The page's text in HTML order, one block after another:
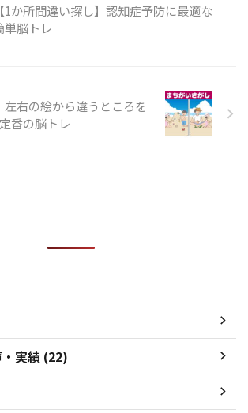
【1か所間違い探し】認知症予防に最適な
単脳トレ
左右の絵から違うところを
番の脳トレ
実績 (22)